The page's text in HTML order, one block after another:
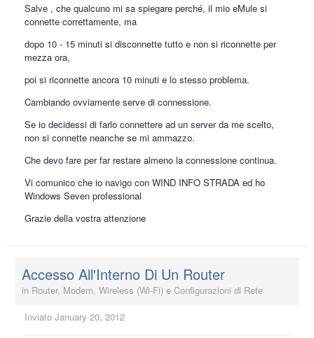
Salve , che qualcuno mi sa spiegare perché, il mio eMule si
connette correttamente, ma
dopo 10 - 15 minuti si disconnette tutto e non si riconnette per
mezza ora,
poi si riconnette ancora 10 minuti e lo stesso problema.
Cambiando ovviamente serve di connessione.
Se io decidessi di farlo connettere ad un server da me scelto,
non si connette neanche se mi ammazzo.
Che devo fare per far restare almeno la connessione continua.
Vi comunico che io navigo con WIND INFO STRADA ed ho
Windows Seven professional
Grazie della vostra attenzione
Accesso All'Interno Di Un Router
in Router, Modem, Wireless (Wi-Fi) e Configurazioni di Rete
Inviato January 20, 2012